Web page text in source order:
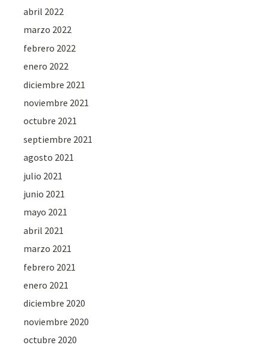
abril 2022
marzo 2022
febrero 2022
enero 2022
diciembre 2021
noviembre 2021
octubre 2021
septiembre 2021
agosto 2021
julio 2021
junio 2021
mayo 2021
abril 2021
marzo 2021
febrero 2021
enero 2021
diciembre 2020
noviembre 2020
octubre 2020